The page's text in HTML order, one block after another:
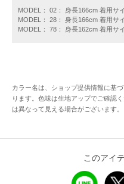
〈生地・素材のポイント〉
・家庭洗濯可能（手洗いOK
たアンティークハンカチの
ネイビーとブラウンは
〈コーディネート・その他
ボリュームのあるボトムと
デニム合わせはもちろん、
スカートやテーパードパン
MODEL： 02： 身長166cm 着用サ
MODEL： 28： 身長166cm 着用サ
MODEL： 78： 身長162cm 着用サ
カラー名は、ショップ提供情報に基
ります。色味は生地アップでご確認
は異なって見える場合がございます。
このアイ